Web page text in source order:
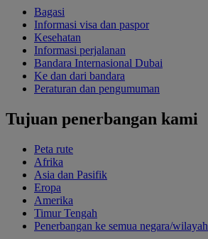
Bagasi
Informasi visa dan paspor
Kesehatan
Informasi perjalanan
Bandara Internasional Dubai
Ke dan dari bandara
Peraturan dan pengumuman
Tujuan penerbangan kami
Peta rute
Afrika
Asia dan Pasifik
Eropa
Amerika
Timur Tengah
Penerbangan ke semua negara/wilayah